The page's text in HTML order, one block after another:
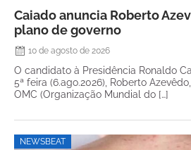
Caiado anuncia Roberto
plano de governo
10 de agosto de 2026
O candidato à Presidência Ronaldo
5ª feira (6.ago.2026), Roberto
OMC (Organização Mundial do […]
NEWSBEAT